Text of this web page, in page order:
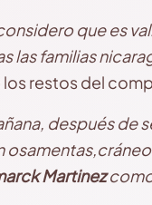
que es
las familias
restos del
después de
Martinez